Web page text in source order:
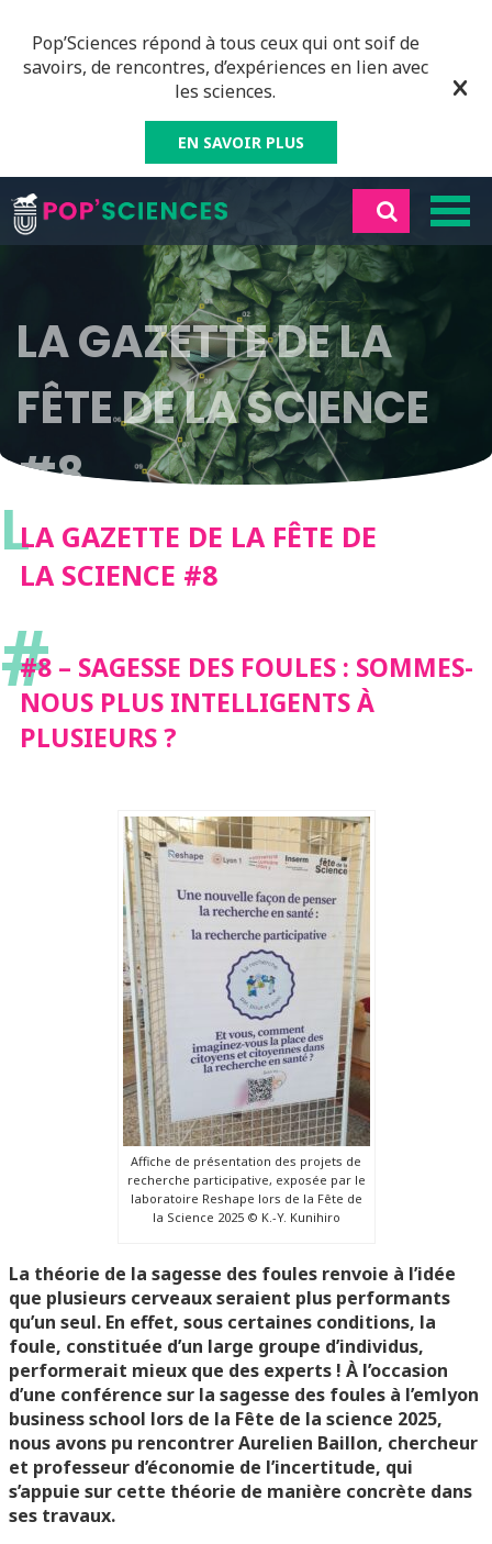
Pop’Sciences répond à tous ceux qui ont soif de
savoirs, de rencontres, d’expériences en lien avec
les sciences.
EN SAVOIR PLUS
LA GAZETTE DE LA
FÊTE DE LA SCIENCE
#8
LLA GAZETTE DE LA FÊTE DE
LA SCIENCE #8
#
#8 – SAGESSE DES FOULES : SOMMES-
NOUS PLUS INTELLIGENTS À
PLUSIEURS ?
Affiche de présentation des projets de
recherche participative, exposée par le
laboratoire Reshape lors de la Fête de
la Science 2025 © K.-Y. Kunihiro
La théorie de la sagesse des foules renvoie à l’idée
que plusieurs cerveaux seraient plus performants
qu’un seul. En effet, sous certaines conditions, la
foule, constituée d’un large groupe d’individus,
performerait mieux que des experts ! À l’occasion
d’une conférence sur la sagesse des foules à l’emlyon
business school lors de la Fête de la science 2025,
nous avons pu rencontrer Aurelien Baillon, chercheur
et professeur d’économie de l’incertitude, qui
s’appuie sur cette théorie de manière concrète dans
ses travaux.